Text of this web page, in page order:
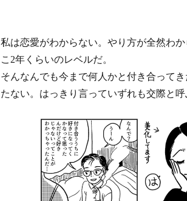
私は恋愛がわからない。やり方が全然わ
こ2年くらいのレベルだ。
そんなんでも今まで何人かと付き合って
たない。はっきり言っていずれも交際と呼